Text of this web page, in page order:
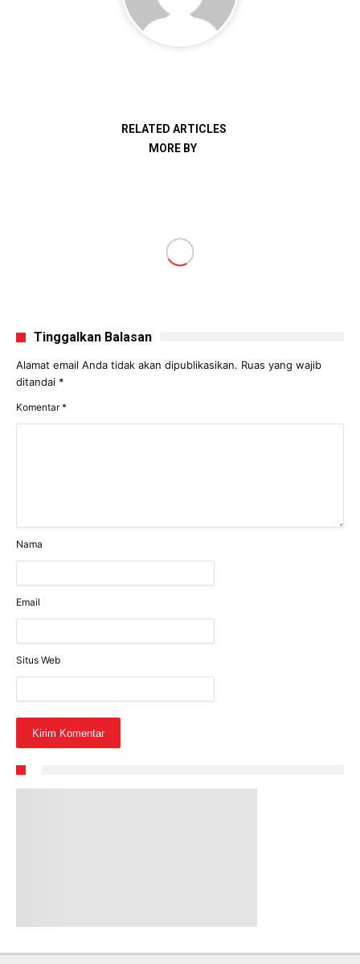
RELATED ARTICLES
MORE BY
Tinggalkan Balasan
Alamat email Anda tidak akan dipublikasikan. Ruas yang wajib
ditandai *
Komentar*
Nama
Email
Situs Web